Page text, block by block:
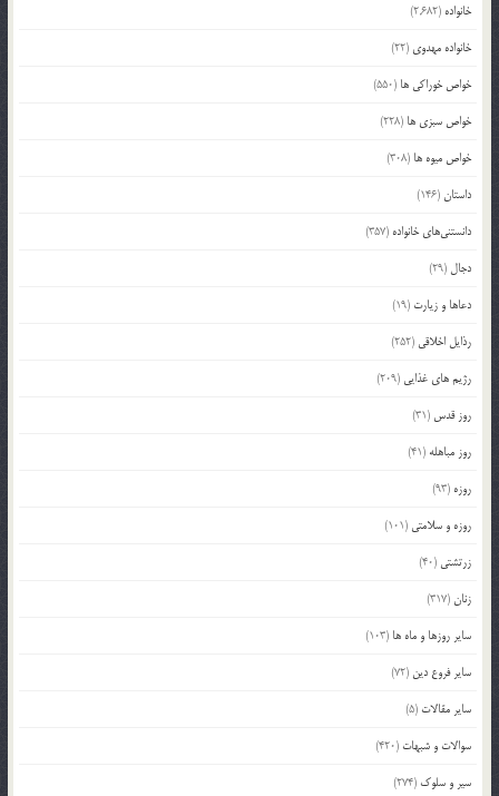
خانواده (2,682)
خانواده مهدوی (22)
خواص خوراکی ها (550)
خواص سبزی ها (228)
خواص میوه ها (308)
داستان(146)
دانستنی‌های خانواده (357)
دجال (29)
دعاها و زیارت (19)
رذایل اخلاقی (252)
رژیم های غذایی (209)
روز قدس (31)
روز مباهله (41)
روزه (93)
روزه و سلامتی (101)
زرتشتی (40)
زنان(317)
سایر روزها و ماه ها (103)
سایر فروع دین (72)
سایر مقالات (5)
سوالات و شبهات (420)
سیر و سلوک (274)